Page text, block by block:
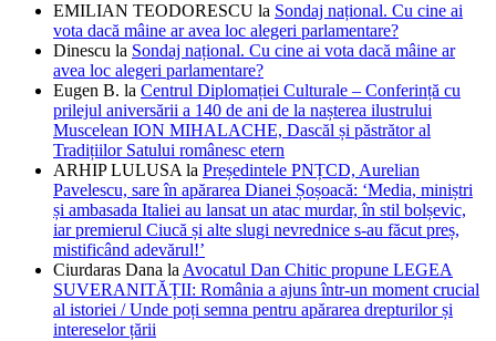
EMILIAN TEODORESCU la Sondaj național. Cu cine ai
vota dacă mâine ar avea loc alegeri parlamentare?
Dinescu la Sondaj național. Cu cine ai vota dacă mâine ar
avea loc alegeri parlamentare?
Eugen B. la Centrul Diplomației Culturale – Conferință cu
prilejul aniversării a 140 de ani de la nașterea ilustrului
Muscelean ION MIHALACHE, Dascăl și păstrător al
Tradițiilor Satului românesc etern
ARHIP LULUSA la Președintele PNȚCD, Aurelian
Pavelescu, sare în apărarea Dianei Șoșoacă: ‘Media, miniștri
și ambasada Italiei au lansat un atac murdar, în stil bolșevic,
iar premierul Ciucă și alte slugi nevrednice s-au făcut preș,
mistificând adevărul!’
Ciurdaras Dana la Avocatul Dan Chitic propune LEGEA
SUVERANITĂȚII: România a ajuns într-un moment crucial
al istoriei / Unde poți semna pentru apărarea drepturilor și
intereselor țării